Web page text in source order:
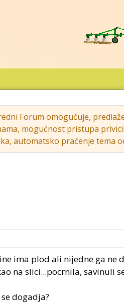
Forum omogućuje,
mogućnost pristupa
automatsko praćenje tema
ima plod ali nijedne ga ne
na slici...pocrnila, savinuli
dogadja?